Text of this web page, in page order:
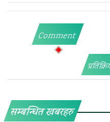
Comment
सम्बन्धित खबरहरु